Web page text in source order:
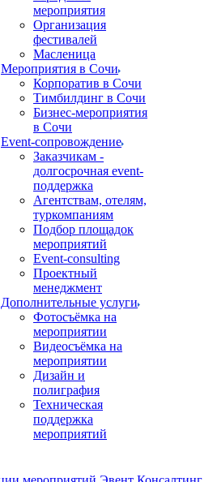
мероприятия
Организация
фестивалей
Масленица
Мероприятия в Сочи
Корпоратив в Сочи
Тимбилдинг в Сочи
Бизнес-мероприятия
в Сочи
Event-сопровождение
Заказчикам -
долгосрочная event-
поддержка
Агентствам, отелям,
туркомпаниям
Подбор площадок
мероприятий
Event-consulting
Проектный
менеджмент
Дополнительные услуги
Фотосъёмка на
мероприятии
Видеосъёмка на
мероприятии
Дизайн и
полиграфия
Техническая
поддержка
мероприятий